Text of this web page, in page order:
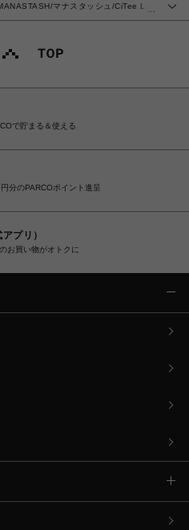
マナスタッシュ/CiTee L/S
で貯まる＆使える
分のPARCOポイント進呈
プリ）
お買い物がオトクに